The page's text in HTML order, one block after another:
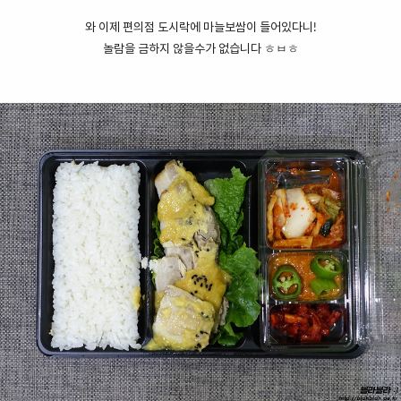
와 이제 편의점 도시락에 마늘보쌈이 들어있다니!
놀람을 금하지 않을수가 없습니다 ㅎㅂㅎ